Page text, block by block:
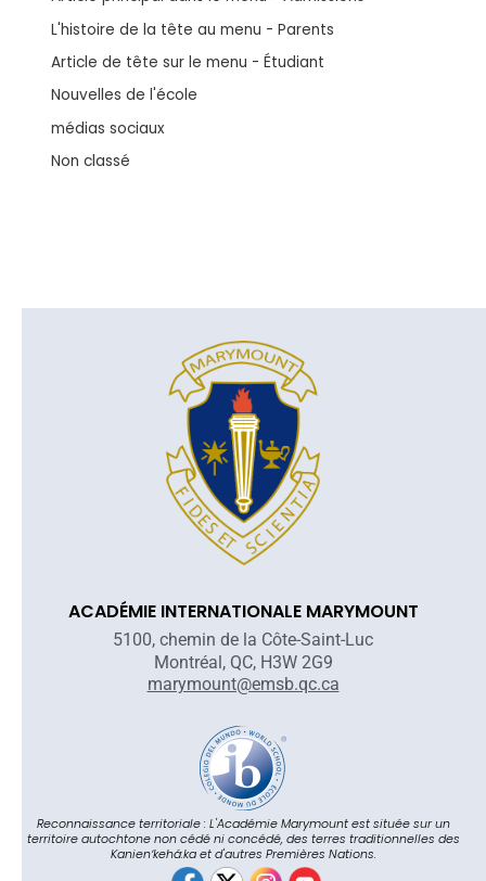
L'histoire de la tête au menu - Parents
Article de tête sur le menu - Étudiant
Nouvelles de l'école
médias sociaux
Non classé
ACADÉMIE INTERNATIONALE MARYMOUNT
5100, chemin de la Côte-Saint-Luc
Montréal, QC, H3W 2G9
marymount@emsb.qc.ca
Reconnaissance territoriale : L'Académie Marymount est située sur un
territoire autochtone non cédé ni concédé, des terres traditionnelles des
Kanienʼkehá:ka et d'autres Premières Nations.